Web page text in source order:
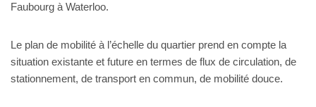
Faubourg à Waterloo.
Le plan de mobilité à l’échelle du quartier prend en compte la
situation existante et future en termes de flux de circulation, de
stationnement, de transport en commun, de mobilité douce.